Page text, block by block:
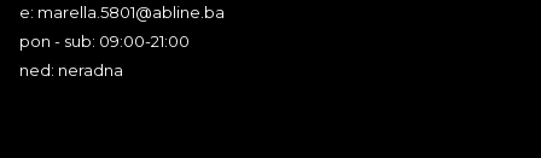
e: marella.5801@abline.ba
pon - sub: 09:00-21:00
ned: neradna